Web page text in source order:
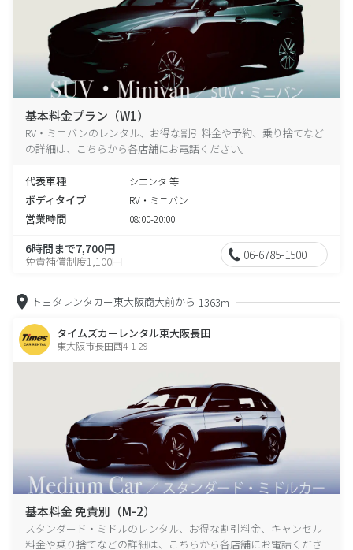
基本料金プラン（W1）
RV・ミニバンのレンタル、お得な割引料金や予約、乗り捨てなど
の詳細は、こちらから各店舗にお電話ください。
代表車種 シエンタ 等
ボディタイプ RV・ミニバン
営業時間 08:00-20:00
6時間まで7,700円
免責補償制度1,100円 06-6785-1500
トヨタレンタカー東大阪商大前から 1363m
タイムズカーレンタル東大阪長田
東大阪市長田西4-1-29
基本料金 免責別（M-2）
スタンダード・ミドルのレンタル、お得な割引料金、キャンセル
料金や乗り捨てなどの詳細は、こちらから各店舗にお電話くださ